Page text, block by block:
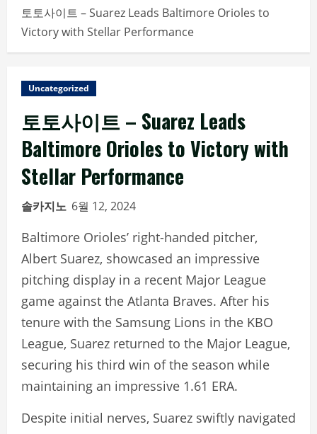
토토사이트 – Suarez Leads Baltimore Orioles to
Victory with Stellar Performance
Uncategorized
토토사이트 – Suarez Leads
Baltimore Orioles to Victory with
Stellar Performance
솔카지노 6월 12, 2024
Baltimore Orioles’ right-handed pitcher,
Albert Suarez, showcased an impressive
pitching display in a recent Major League
game against the Atlanta Braves. After his
tenure with the Samsung Lions in the KBO
League, Suarez returned to the Major League,
securing his third win of the season while
maintaining an impressive 1.61 ERA.
Despite initial nerves, Suarez swiftly navigated